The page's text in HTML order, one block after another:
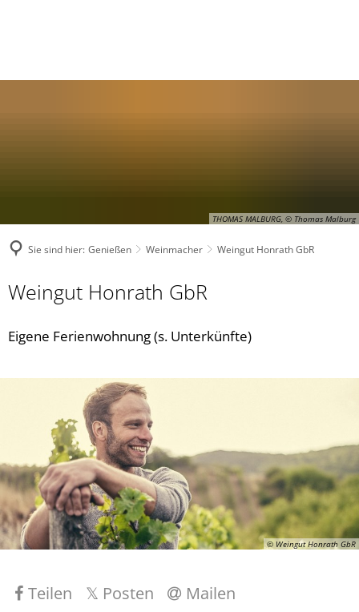
THOMAS MALBURG, © Thomas Malburg
Sie sind hier: Genießen Weinmacher Weingut Honrath GbR
Weingut Honrath GbR
Eigene Ferienwohnung (s. Unterkünfte)
© Weingut Honrath GbR
Teilen Posten
Mailen